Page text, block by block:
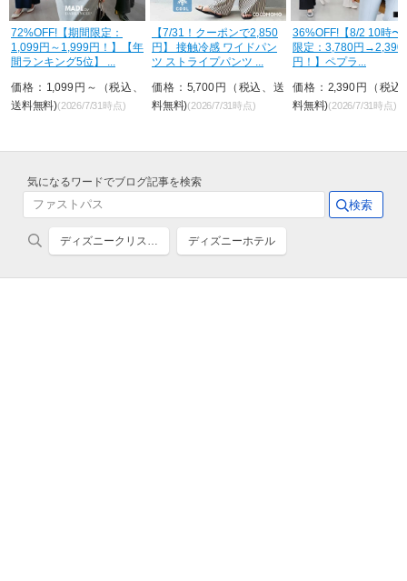
【期間限定：
円～1,999円！】【年
ンキング5位】 ...
：1,099円～（税込、
無料)(2026/7/31時点)
【7/31！クーポンで2,850
円】 接触冷感 ワイドパン
ツ ストライプパンツ ...
価格：5,700円（税込、送
料無料)(2026/7/31時点)
36%OFF!【8/2 10時〜24H
限定：3,780円→2,390
円！】ペプラ...
価格：2,390円（税込、送
料無料)(2026/7/31時点)
気になるワードでブログ記事を検索
ディズニークリス… ディズニーホテル